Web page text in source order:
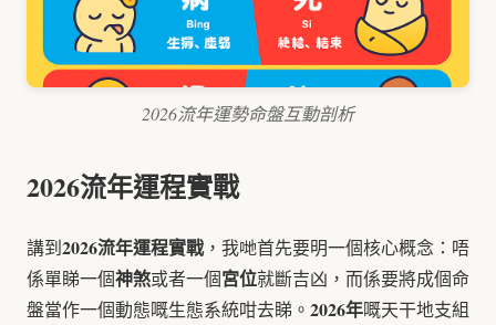
2026流年運勢命盤互動剖析
2026流年運程實戰
講到2026流年運程實戰，我哋首先要明一個核心概念：唔
係單睇一個神煞或者一個宮位就斷吉凶，而係要將成個命
盤當作一個動態嘅生態系統咁去睇。 2026年嘅天干地支組